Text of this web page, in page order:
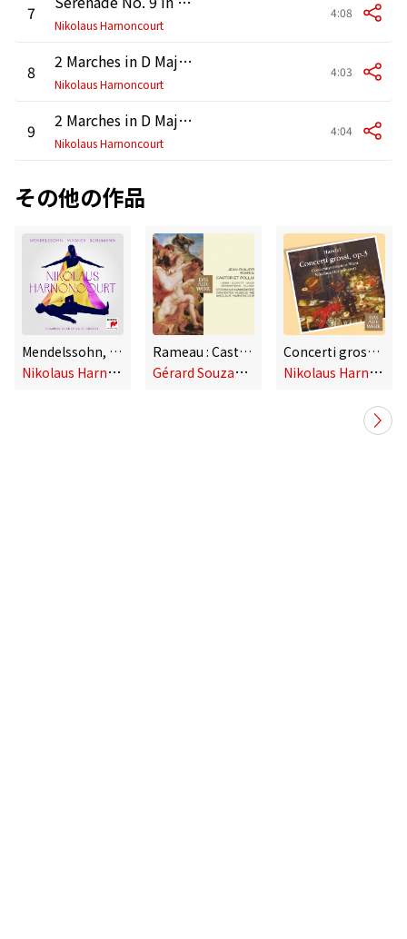
7
Nikolaus Harnoncourt
4:08
8 2 Marches in D Major, K. 335: No. 2, Maestoso assai
Nikolaus Harnoncourt
4:03
9 2 Marches in D Major, K. 335: No. 1
Nikolaus Harnoncourt
4:04
その他の作品
Mendelssohn, Wagner, Schumann
N
ikolaus Harnoncourt,Chamber Orchestra of Europe,Arnold Schoenberg Chor,Elisabeth Kulman
Rameau : Castor et Pollux (DAW 50)
G
érard Souzay & Zeger Vandersteene & Nikolaus Harnoncourt & Concentus Musicus Wien
Concerti grossi Op.3
N
ikolaus Harnoncourt